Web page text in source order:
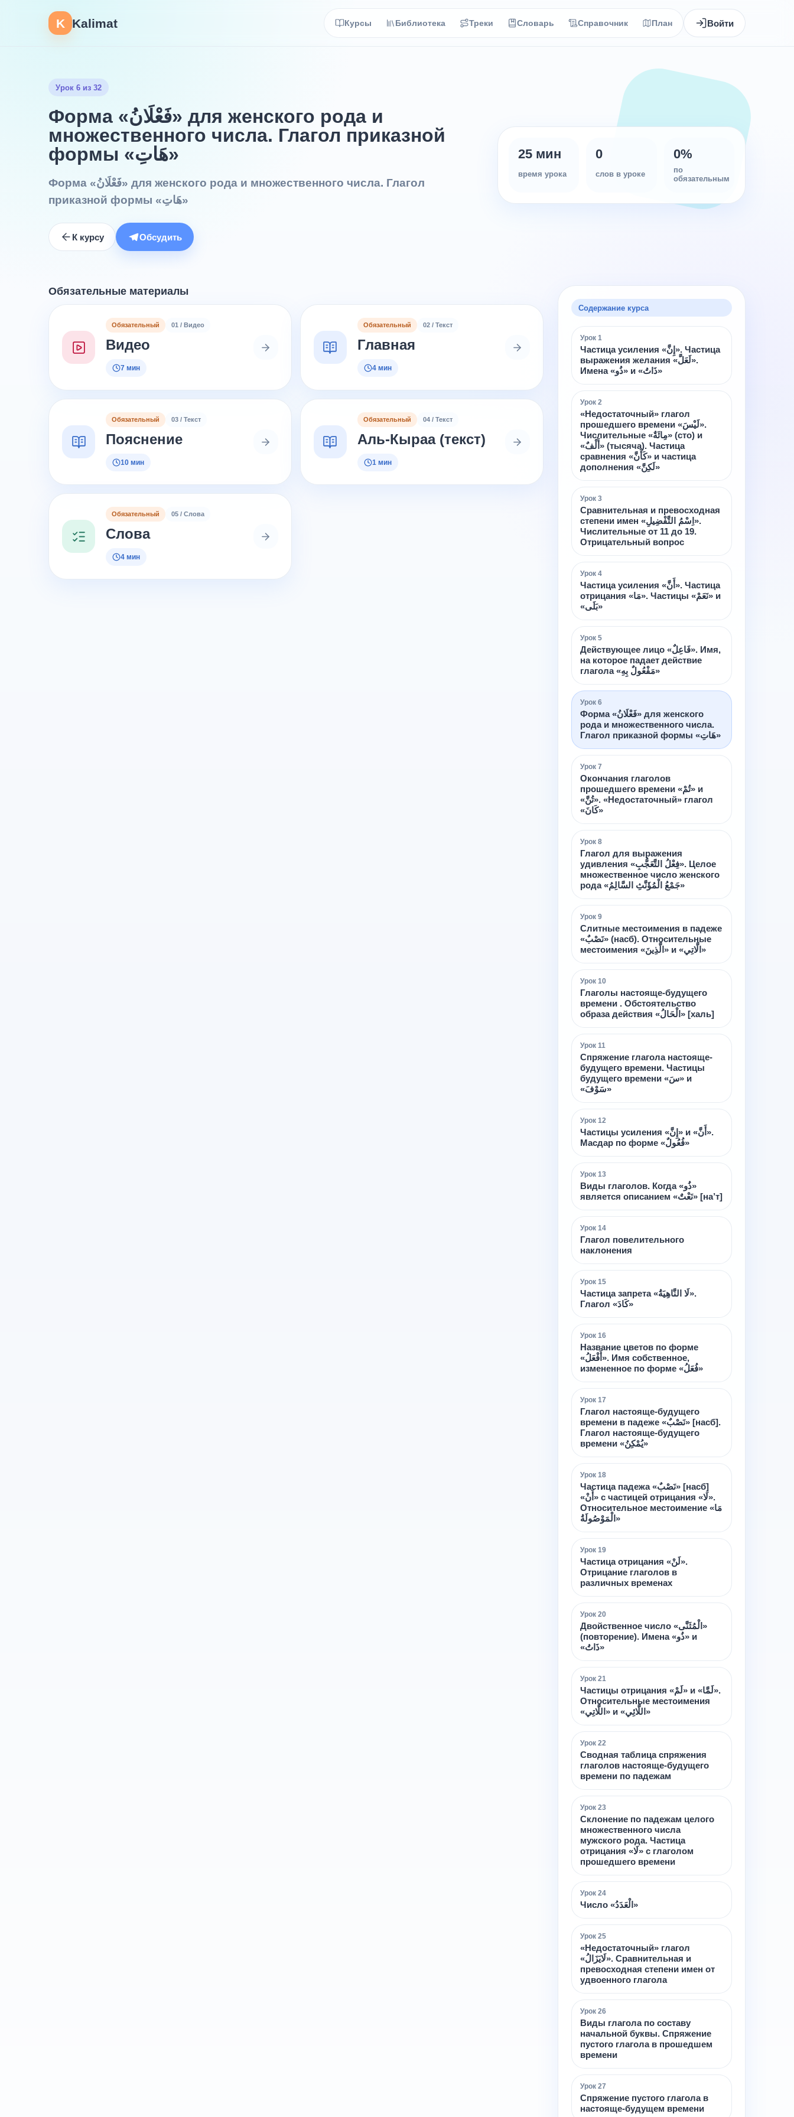
K Kalimat Курсы Библиотека Треки Словарь Справочник План Войти
Урок 6 из 32
Форма «فَعْلَانُ» для женского рода и
множественного числа. Глагол приказной
формы «هَاتِ»
Форма «فَعْلَانُ» для женского рода и множественного числа. Глагол
приказной формы «هَاتِ»
К курсу Обсудить
25 мин
время урока
0
слов в уроке
0%
по
обязательным
Обязательные материалы
Обязательный 01 / Видео
Видео
7 мин
Обязательный 02 / Текст
Главная
4 мин
Обязательный 03 / Текст
Пояснение
10 мин
Обязательный 04 / Текст
Аль-Кыраа (текст)
1 мин
Обязательный 05 / Слова
Слова
4 мин
Содержание курса
Урок 1
Частица усиления «إِنَّ». Частица
выражения желания «لَعَلَّ».
Имена «ذُو» и «ذَاتُ»
Урок 2
«Недостаточный» глагол
прошедшего времени «لَيْسَ».
Числительные «مِائَةٌ» (сто) и
«أَلْفٌ» (тысяча). Частица
сравнения «كَأَنَّ» и частица
дополнения «لَكِنَّ»
Урок 3
Сравнительная и превосходная
степени имен «اِسْمُ التَّفْضِيلِ».
Числительные от 11 до 19.
Отрицательный вопрос
Урок 4
Частица усиления «أَنَّ». Частица
отрицания «مَا». Частицы «نَعَمْ» и
«بَلَى»
Урок 5
Действующее лицо «فَاعِلٌ». Имя,
на которое падает действие
глагола «مَفْعُولٌ بِهِ»
Урок 6
Форма «فَعْلَانُ» для женского
рода и множественного числа.
Глагол приказной формы «هَاتِ»
Урок 7
Окончания глаголов
прошедшего времени «تُمْ» и
«تُنَّ». «Недостаточный» глагол
«كَانَ»
Урок 8
Глагол для выражения
удивления «فِعْلُ التَّعَجُّبِ». Целое
множественное число женского
рода «جَمْعُ الْمُؤَنَّثِ السَّالِمُ»
Урок 9
Слитные местоимения в падеже
«نَصْبٌ» (насб). Относительные
местоимения «الَّذِينَ» и «الَّاتِي»
Урок 10
Глаголы настояще-будущего
времени . Обстоятельство
образа действия «الْحَالُ» [халь]
Урок 11
Спряжение глагола настояще-
будущего времени. Частицы
будущего времени «سَ» и
«سَوْفَ»
Урок 12
Частицы усиления «إِنَّ» и «أَنَّ».
Масдар по форме «فُعُولٌ»
Урок 13
Виды глаголов. Когда «ذُو»
является описанием «نَعْتٌ» [на’т]
Урок 14
Глагол повелительного
наклонения
Урок 15
Частица запрета «لَا النَّاهِيَةُ».
Глагол «كَادَ»
Урок 16
Название цветов по форме
«أَفْعَلُ». Имя собственное,
измененное по форме «فُعَلُ»
Урок 17
Глагол настояще-будущего
времени в падеже «نَصْبٌ» [насб].
Глагол настояще-будущего
времени «يُمْكِنُ»
Урок 18
Частица падежа «نَصْبٌ» [насб]
«أَنْ» с частицей отрицания «لَا».
Относительное местоимение «مَا
الْمَوْصُولَةُ»
Урок 19
Частица отрицания «لَنْ».
Отрицание глаголов в
различных временах
Урок 20
Двойственное число «الْمُثَنَّى»
(повторение). Имена «ذُو» и
«ذَاتُ»
Урок 21
Частицы отрицания «لَمْ» и «لَمَّا».
Относительные местоимения
«اللَّاتِي» и «اللَّائِي»
Урок 22
Сводная таблица спряжения
глаголов настояще-будущего
времени по падежам
Урок 23
Склонение по падежам целого
множественного числа
мужского рода. Частица
отрицания «لَا» с глаголом
прошедшего времени
Урок 24
Число «الْعَدَدُ»
Урок 25
«Недостаточный» глагол
«لَايَزَالُ». Сравнительная и
превосходная степени имен от
удвоенного глагола
Урок 26
Виды глагола по составу
начальной буквы. Спряжение
пустого глагола в прошедшем
времени
Урок 27
Спряжение пустого глагола в
настояще-будущем времени